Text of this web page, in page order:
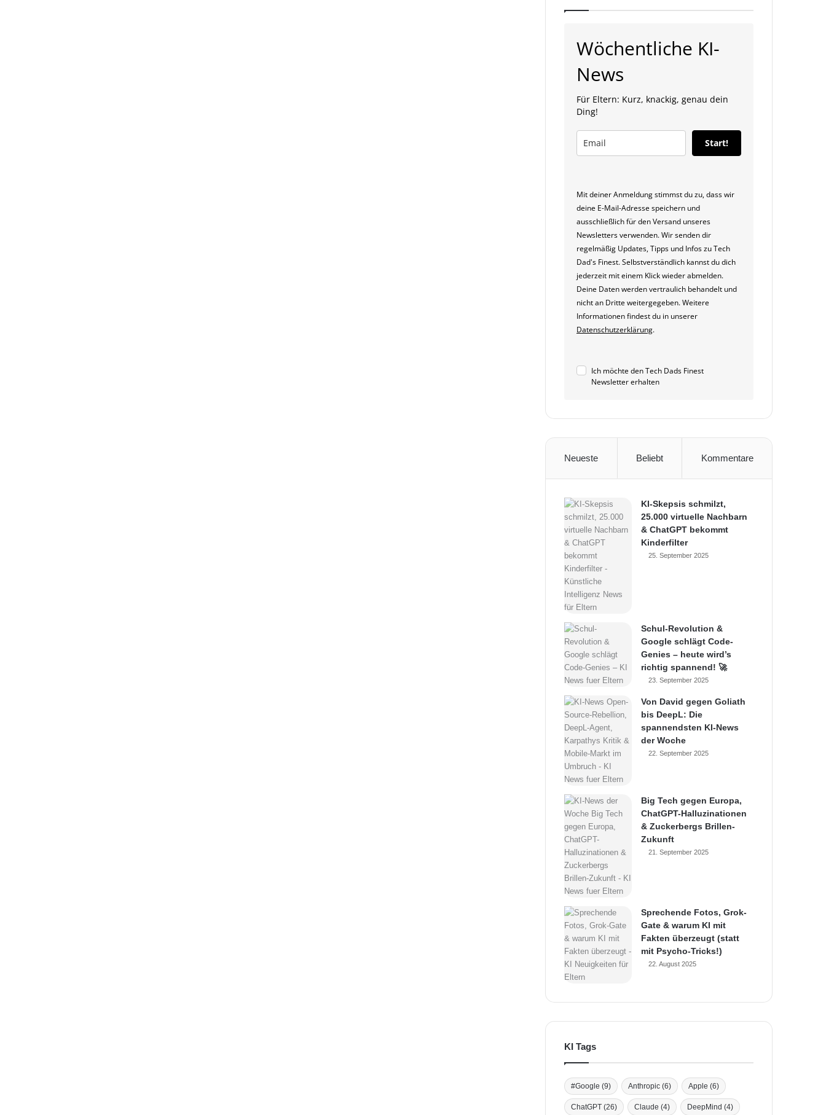
Wöchentliche KI-
News
Für Eltern: Kurz, knackig, genau dein
Ding!
Start!
Mit deiner Anmeldung stimmst du zu, dass wir
deine E-Mail-Adresse speichern und
ausschließlich für den Versand unseres
Newsletters verwenden. Wir senden dir
regelmäßig Updates, Tipps und Infos zu Tech
Dad's Finest. Selbstverständlich kannst du dich
jederzeit mit einem Klick wieder abmelden.
Deine Daten werden vertraulich behandelt und
nicht an Dritte weitergegeben. Weitere
Informationen findest du in unserer
Datenschutzerklärung.
Ich möchte den Tech Dads Finest
Newsletter erhalten
Neueste Beliebt Kommentare
KI-Skepsis schmilzt,
25.000 virtuelle Nachbarn
& ChatGPT bekommt
Kinderfilter
25. September 2025
Schul-Revolution &
Google schlägt Code-
Genies – heute wird’s
richtig spannend! 🚀
23. September 2025
Von David gegen Goliath
bis DeepL: Die
spannendsten KI-News
der Woche
22. September 2025
Big Tech gegen Europa,
ChatGPT-Halluzinationen
& Zuckerbergs Brillen-
Zukunft
21. September 2025
Sprechende Fotos, Grok-
Gate & warum KI mit
Fakten überzeugt (statt
mit Psycho-Tricks!)
22. August 2025
KI Tags
#Google (9) Anthropic (6) Apple (6)
ChatGPT (26) Claude (4) DeepMind (4)